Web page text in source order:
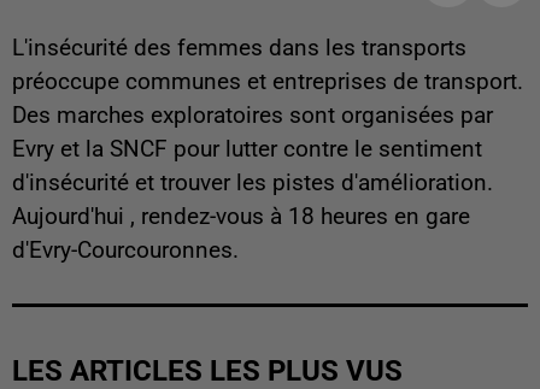
L'insécurité des femmes dans les transports
préoccupe communes et entreprises de transport.
Des marches exploratoires sont organisées par
Evry et la SNCF pour lutter contre le sentiment
d'insécurité et trouver les pistes d'amélioration.
Aujourd'hui , rendez-vous à 18 heures en gare
d'Evry-Courcouronnes.
LES ARTICLES LES PLUS VUS